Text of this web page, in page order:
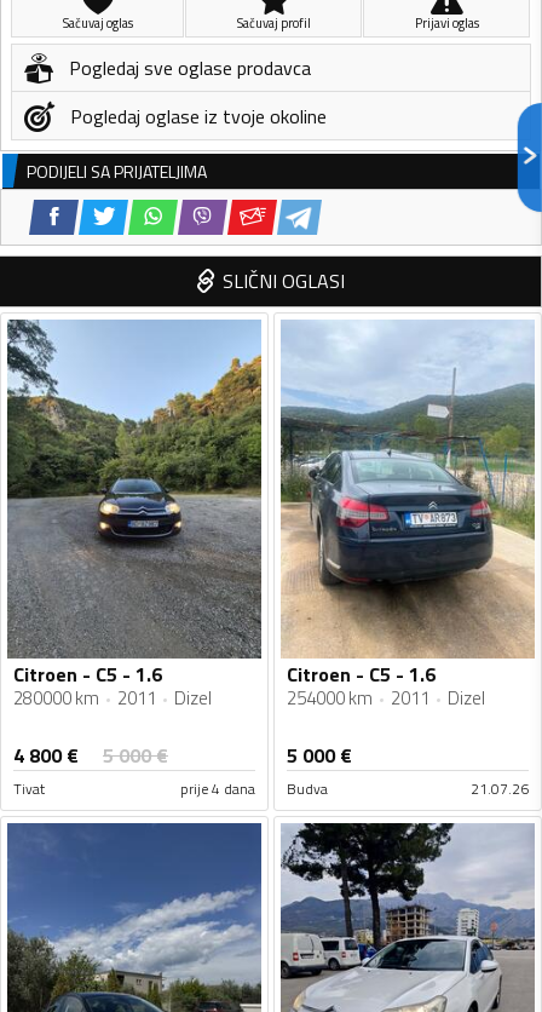
Sačuvaj oglas Sačuvaj profil Prijavi oglas
Pogledaj sve oglase prodavca
Pogledaj oglase iz tvoje okoline
PODIJELI SA PRIJATELJIMA
SLIČNI OGLASI
Citroen - C5 - 1.6
280000 km 2011 Dizel
4 800€ 5 000€
Tivat prije 4 dana
Citroen - C5 - 1.6
254000 km 2011 Dizel
5 000€
Budva 21.07.26